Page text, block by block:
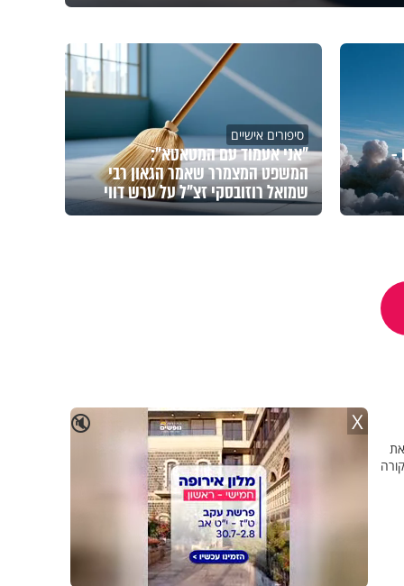
-
סיפורים אישיים
"אני אעמוד עם המטאטא":
המשפט המצמרר שאמר הגאון רבי
שמואל רוזובסקי זצ"ל על ערש דווי
🔇 X